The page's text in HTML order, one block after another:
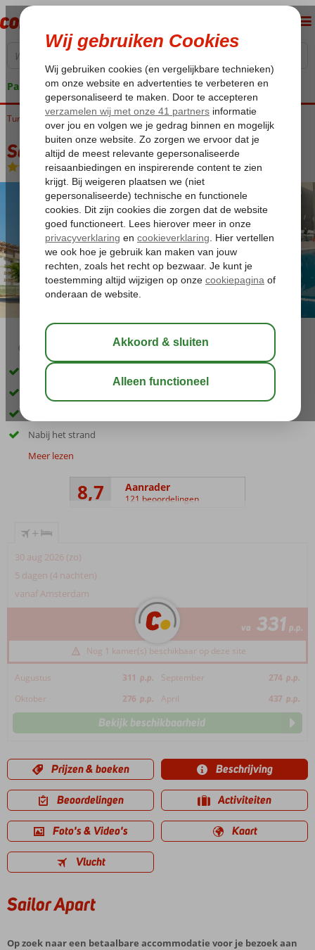
Pakketgarantie
Home
Turkije Turkse Riviera Alanya Alanya-Centrum Sailor Apart
Sailor Apart
Logies-Appartement
03:45
Comfortabele kamers
Uitstekende service en vriendelijk personeel
Nabij het strand
Meer lezen
8,7 Aanrader
121 beoordelingen
+
30 aug 2026 (zo)
5 dagen (4 nachten)
vanaf Amsterdam
va 331 p.p.
Nog 1 kamer(s) beschikbaar op deze site
Augustus 311 p.p. September 274 p.p.
Oktober
276 p.p. April 437 p.p.
Bekijk beschikbaarheid
Prijzen & boeken Beschrijving
Beoordelingen Activiteiten
Foto's & Video's Kaart
Vlucht
Sailor Apart
Op zoek naar een betaalbare accommodatie voor je bezoek aan